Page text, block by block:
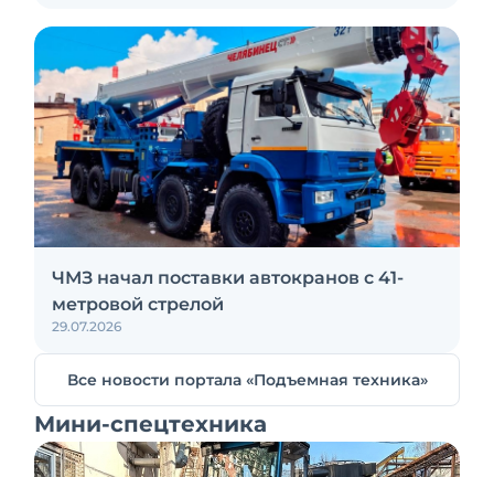
ЧМЗ начал поставки автокранов с 41-
метровой стрелой
29.07.2026
Все новости портала «Подъемная техника»
Мини-спецтехника